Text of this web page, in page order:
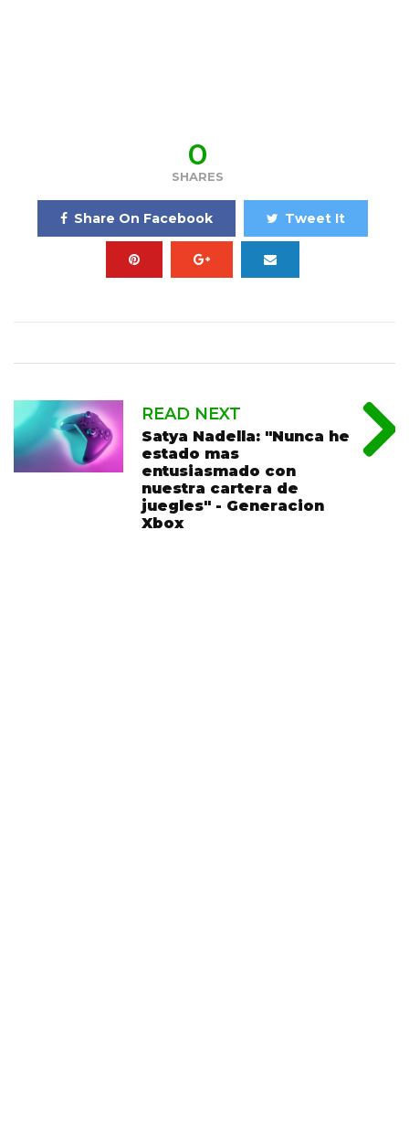
0
SHARES
Share On Facebook Tweet It
READ NEXT
Satya Nadella: "Nunca he
estado mas
entusiasmado con
nuestra cartera de
juegles" - Generacion
Xbox